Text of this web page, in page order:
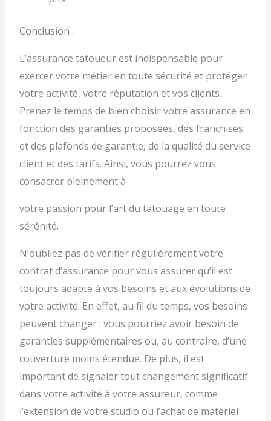
Conclusion :
L’assurance tatoueur est indispensable pour
exercer votre métier en toute sécurité et protéger
votre activité, votre réputation et vos clients.
Prenez le temps de bien choisir votre assurance en
fonction des garanties proposées, des franchises
et des plafonds de garantie, de la qualité du service
client et des tarifs. Ainsi, vous pourrez vous
consacrer pleinement à
votre passion pour l’art du tatouage en toute
sérénité.
N’oubliez pas de vérifier régulièrement votre
contrat d’assurance pour vous assurer qu’il est
toujours adapté à vos besoins et aux évolutions de
votre activité. En effet, au fil du temps, vos besoins
peuvent changer : vous pourriez avoir besoin de
garanties supplémentaires ou, au contraire, d’une
couverture moins étendue. De plus, il est
important de signaler tout changement significatif
dans votre activité à votre assureur, comme
l’extension de votre studio ou l’achat de matériel